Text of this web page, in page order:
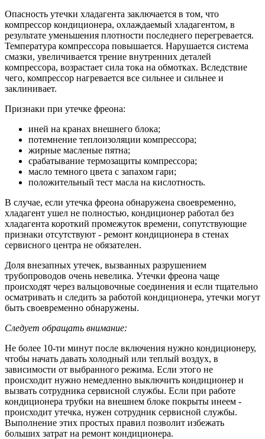
Опасность утечки хладагента заключается в том, что
компрессор кондиционера, охлаждаемый хладагентом, в
результате уменьшения плотности последнего перегревается.
Температура компрессора повышается. Нарушается система
смазки, увеличивается трение внутренних деталей
компрессора, возрастает сила тока на обмотках. Вследствие
чего, компрессор нагревается все сильнее и сильнее и
заклинивает.
Признаки при утечке фреона:
иней на кранах внешнего блока;
потемнение теплоизоляции компрессора;
жирные масленые пятна;
срабатывание термозащиты компрессора;
масло темного цвета с запахом гари;
положительный тест масла на кислотность.
В случае, если утечка фреона обнаружена своевременно,
хладагент ушел не полностью, кондиционер работал без
хладагента короткий промежуток времени, сопутствующие
признаки отсутствуют - ремонт кондиционера в стенах
сервисного центра не обязателен.
Доля внезапных утечек, вызванных разрушением
трубопроводов очень невелика. Утечки фреона чаще
происходят через вальцовочные соединения и если тщательно
осматривать и следить за работой кондиционера, утечки могут
быть своевременно обнаружены.
Следует обращать внимание:
Не более 10-ти минут после включения нужно кондиционеру,
чтобы начать давать холодный или теплый воздух, в
зависимости от выбранного режима. Если этого не
происходит нужно немедленно выключить кондиционер и
вызвать сотрудника сервисной службы. Если при работе
кондиционера трубки на внешнем блоке покрыты инеем -
происходит утечка, нужен сотрудник сервисной службы.
Выполнение этих простых правил позволит избежать
больших затрат на ремонт кондиционера.